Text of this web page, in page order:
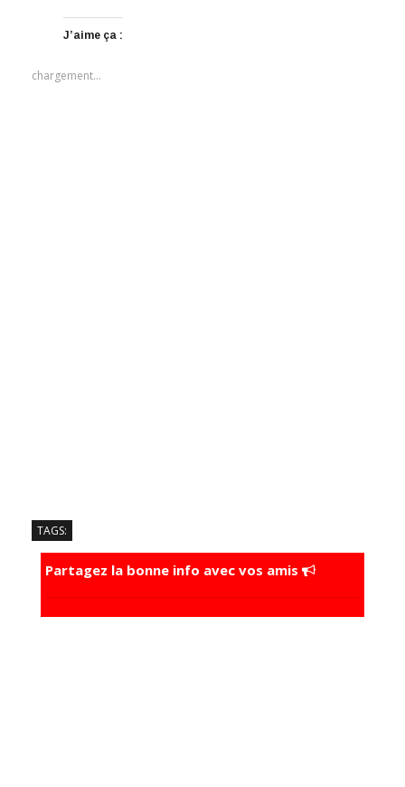
J’aime ça :
chargement…
TAGS:
Partagez la bonne info avec vos amis